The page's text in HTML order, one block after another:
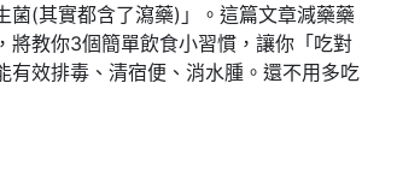
菌(其實都含了瀉藥)」。這篇文章減藥藥
將教你3個簡單飲食小習慣，讓你「吃對
有效排毒、清宿便、消水腫。還不用多吃